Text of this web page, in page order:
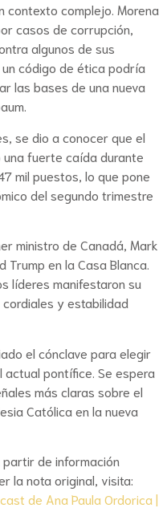
contexto complejo. Morena
casos de corrupción,
algunos de sus
código de ética podría
las bases de una nueva
se dio a conocer que el
fuerte caída durante
mil puestos, lo que pone
del segundo trimestre
ministro de Canadá, Mark
Trump en la Casa Blanca.
líderes manifestaron su
y estabilidad
el cónclave para elegir
actual pontífice. Se espera
más claras sobre el
Católica en la nueva
de información
la nota original, visita:
de Ana Paula Ordorica |